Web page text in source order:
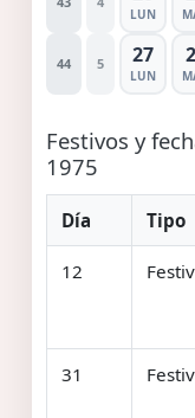
LUN
44 5 27
LUN
Festivos y
1975
Día Tipo
12
31